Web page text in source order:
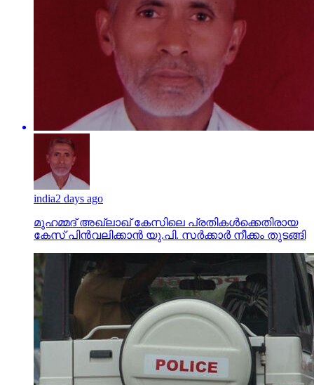
india2 days ago
മുഹമ്മദ് അഖ്‌ലാഖ് കേസിലെ പ്രതികള്‍ക്കെതിരായ
കേസ് പിന്‍വലിക്കാന്‍ യു.പി. സര്‍ക്കാര്‍ നീക്കം തുടങ്ങി